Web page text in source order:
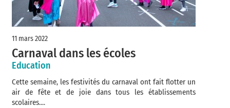
11 mars 2022
Carnaval dans les écoles
Education
Cette semaine, les festivités du carnaval ont fait flotter un
air de fête et de joie dans tous les établissements
scolaires....